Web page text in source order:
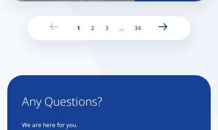
Previous page
1 2 3 ... 34 Next page
Any Questions?
We are here for you.